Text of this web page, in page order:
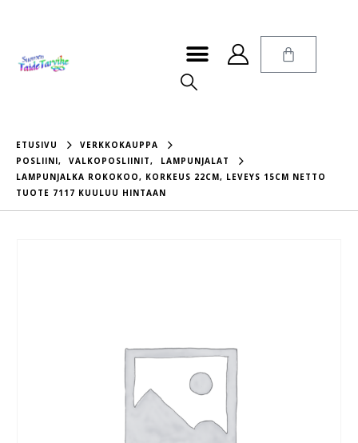
ETUSIVU
VERKKOKAUPPA
POSLIINI, VALKOPOSLIINIT,
LAMPUNJALAT
LAMPUNJALKA ROKOKOO, KORKEUS 22CM, LEVEYS 15CM NETTO
TUOTE 7117 KUULUU HINTAAN